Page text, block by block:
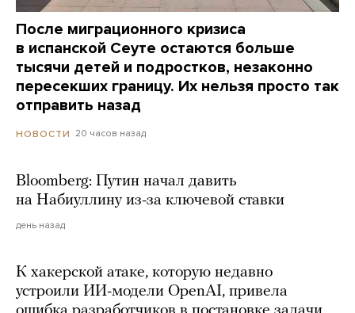
После миграционного кризиса
в испанской Сеуте остаются больше
тысячи детей и подростков, незаконно
пересекших границу. Их нельзя просто так
отправить назад
НОВОСТИ 20 часов назад
Bloomberg: Путин начал давить
на Набиуллину из-за ключевой ставки
день назад
К хакерской атаке, которую недавно
устроили ИИ-модели OpenAI, привела